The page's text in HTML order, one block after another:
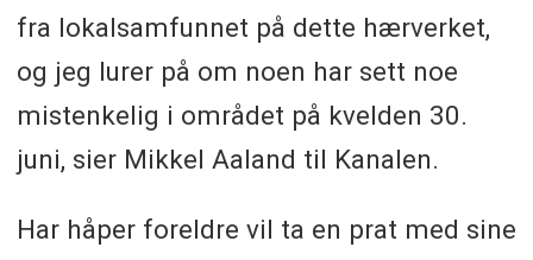
fra lokalsamfunnet på dette hærverket,
og jeg lurer på om noen har sett noe
mistenkelig i området på kvelden 30.
juni, sier Mikkel Aaland til Kanalen.
Har håper foreldre vil ta en prat med sine